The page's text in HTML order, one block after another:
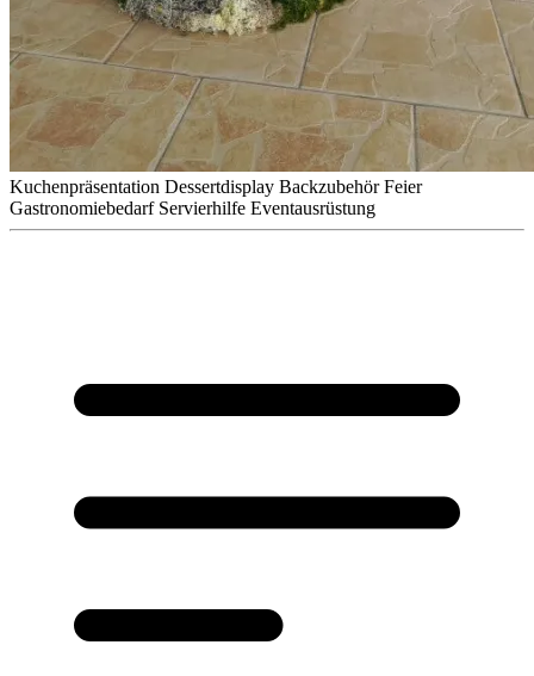
Kuchenpräsentation Dessertdisplay Backzubehör Feier
Gastronomiebedarf Servierhilfe Eventausrüstung